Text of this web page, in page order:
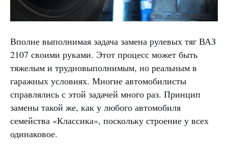
Вполне выполнимая задача замена рулевых тяг ВАЗ
2107 своими руками. Этот процесс может быть
тяжелым и трудновыполнимым, но реальным в
гаражных условиях. Многие автомобилисты
справлялись с этой задачей много раз. Принцип
замены такой же, как у любого автомобиля
семейства «Классика», поскольку строение у всех
одинаковое.